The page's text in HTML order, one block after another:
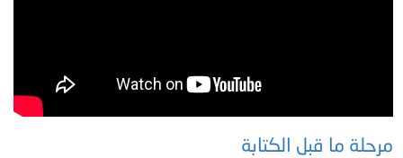
مرحلة ما قبل الكتابة